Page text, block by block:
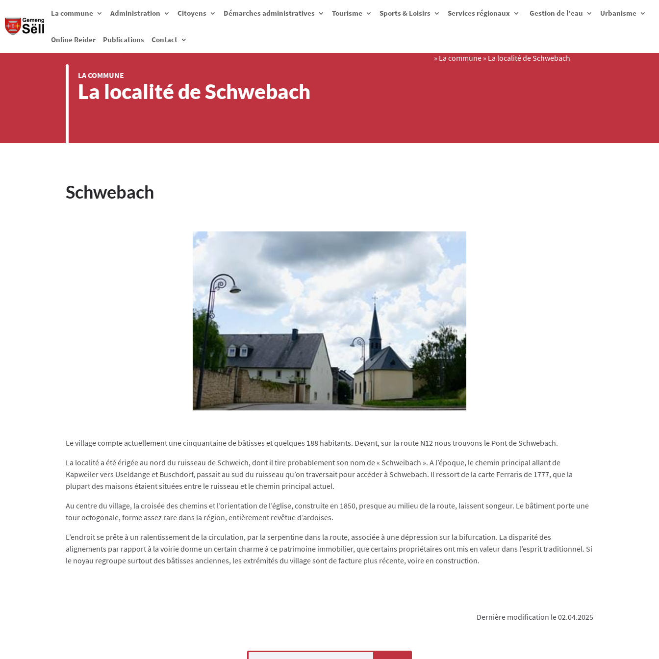
La commune Administration Citoyens Démarches administratives Tourisme Sports & Loisirs Services régionaux Gestion de l’eau Urbanisme
Online Reider Publications Contact
LA COMMUNE
La localité de Schwebach
» La commune » La localité de Schwebach
Schwebach
Le village compte actuellement une cinquantaine de bâtisses et quelques 188 habitants. Devant, sur la route N12 nous trouvons le Pont de Schwebach.
La localité a été érigée au nord du ruisseau de Schweich, dont il tire probablement son nom de « Schweibach ». A l’époque, le chemin principal allant de
Kapweiler vers Useldange et Buschdorf, passait au sud du ruisseau qu’on traversait pour accéder à Schwebach. Il ressort de la carte Ferraris de 1777, que la
plupart des maisons étaient situées entre le ruisseau et le chemin principal actuel.
Au centre du village, la croisée des chemins et l’orientation de l’église, construite en 1850, presque au milieu de la route, laissent songeur. Le bâtiment porte une
tour octogonale, forme assez rare dans la région, entièrement revêtue d’ardoises.
L’endroit se prête à un ralentissement de la circulation, par la serpentine dans la route, associée à une dépression sur la bifurcation. La disparité des
alignements par rapport à la voirie donne un certain charme à ce patrimoine immobilier, que certains propriétaires ont mis en valeur dans l’esprit traditionnel. Si
le noyau regroupe surtout des bâtisses anciennes, les extrémités du village sont de facture plus récente, voire en construction.
Dernière modification le 02.04.2025